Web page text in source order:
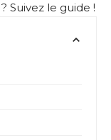
Suivez le guide !